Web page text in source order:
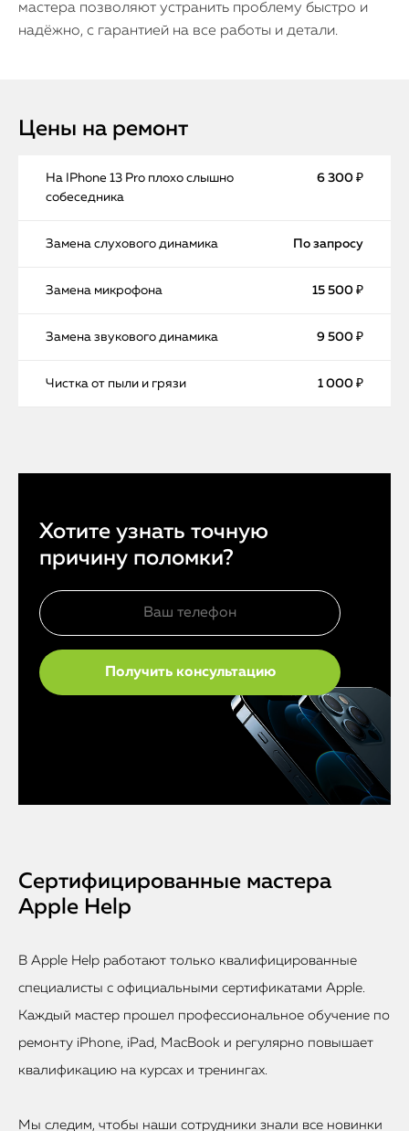
мастера позволяют устранить проблему быстро и
надёжно, с гарантией на все работы и детали.
Цены на ремонт
На IPhone 13 Pro плохо слышно
собеседника
6 300 ₽
Замена слухового динамика По запросу
Замена микрофона 15 500 ₽
Замена звукового динамика 9 500 ₽
Чистка от пыли и грязи 1 000 ₽
Хотите узнать точную
причину поломки?
Сертифицированные мастера
Apple Help
В Apple Help работают только квалифицированные
специалисты с официальными сертификатами Apple.
Каждый мастер прошел профессиональное обучение по
ремонту iPhone, iPad, MacBook и регулярно повышает
квалификацию на курсах и тренингах.
Мы следим, чтобы наши сотрудники знали все новинки